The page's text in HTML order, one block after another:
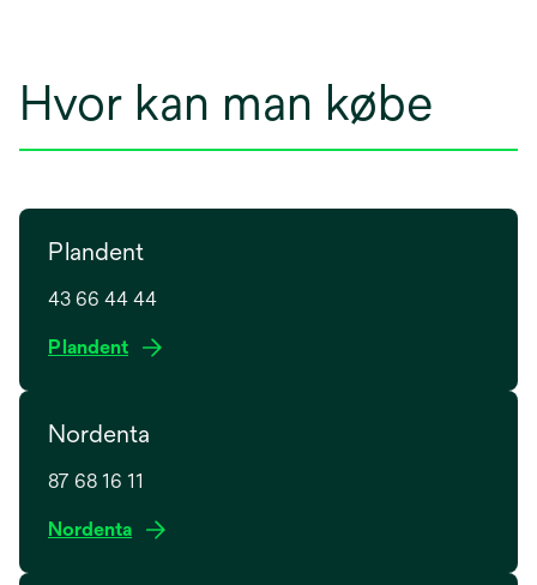
Hvor kan man købe
Plandent
43 66 44 44
Plandento
n
i
Nordenta
87 68 16 11
Nordentao